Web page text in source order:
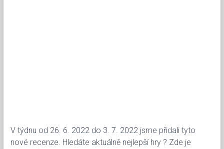
V týdnu od 26. 6. 2022 do 3. 7. 2022 jsme přidali tyto
nové recenze. Hledáte aktuálně nejlepší hry ? Zde je